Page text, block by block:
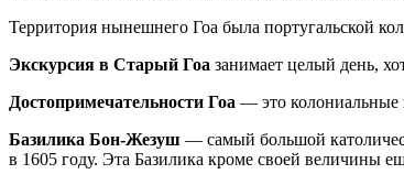
Территория нынешнего Гоа была португальской
Экскурсия в Старый Гоа занимает целый день,
Достопримечательности Гоа — это колониальные
Базилика Бон-Жезуш — самый большой
в 1605 году. Эта Базилика кроме своей величины